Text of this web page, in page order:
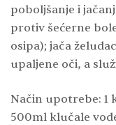
poboljšanje i
protiv šećerne
osipa); jača
upaljene oči, a
Način upotrebe: 1
500ml klučale